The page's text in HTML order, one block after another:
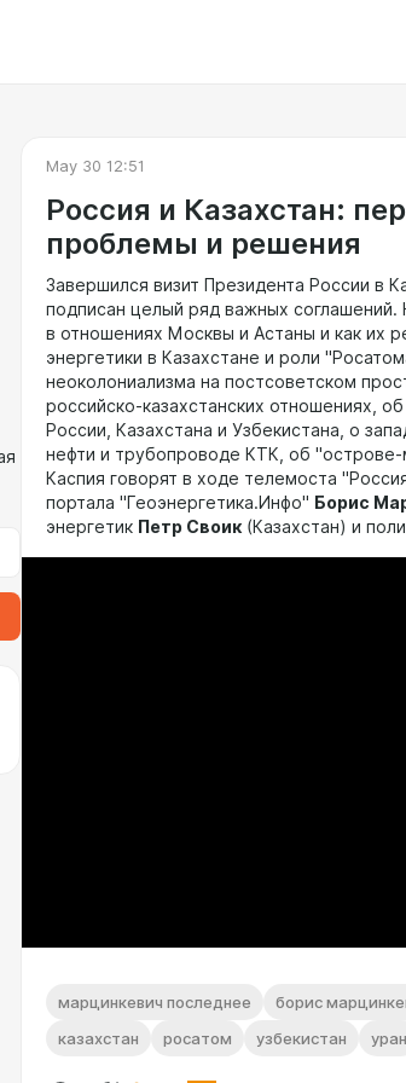
May 30 12:51
Россия и Казахстан:
проблемы и решения
Завершился визит Президента России в
подписан целый ряд важных
в отношениях Москвы и Астаны и как их
энергетики в Казахстане и роли
неоколониализма на постсоветском
российско-казахстанских отношениях,
России, Казахстана и Узбекистана, о
нефти и трубопроводе КТК, об "острове-
Каспия говорят в ходе телемоста
портала "Геоэнергетика.Инфо" Борис
энергетик Петр Своик (Казахстан) и
марцинкевич последнее борис
казахстан
росатом узбекистан уран